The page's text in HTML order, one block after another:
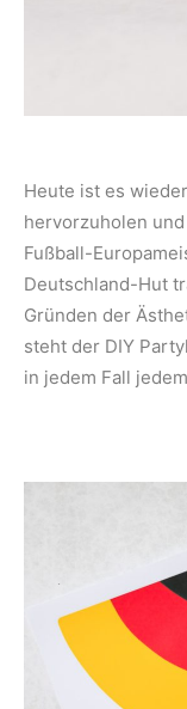
Heute ist es
hervorzuholen
Fußball-
Deutschland-Hut
Gründen der
steht der DIY
in jedem Fall